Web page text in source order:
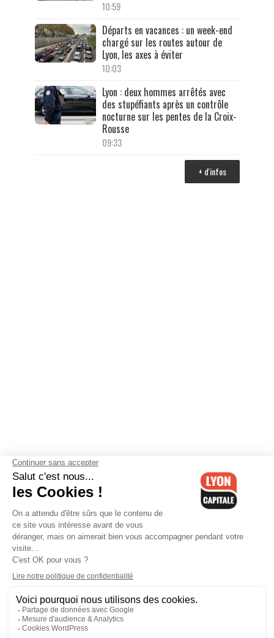
10:59
Départs en vacances : un week-end
chargé sur les routes autour de
Lyon, les axes à éviter
10:03
Lyon : deux hommes arrêtés avec
des stupéfiants après un contrôle
nocturne sur les pentes de la Croix-
Rousse
09:33
+ d'infos
Contactez-nous-Mentions légales-CGV-Politique de
confidentialité-Gestion des cookies